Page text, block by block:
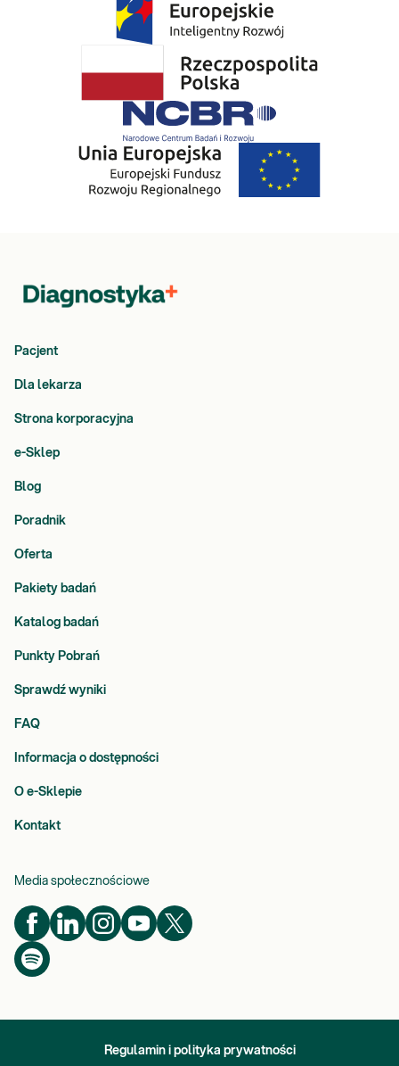
Pacjent
Dla lekarza
Strona korporacyjna
e-Sklep
Blog
Poradnik
Oferta
Pakiety badań
Katalog badań
Punkty Pobrań
Sprawdź wyniki
FAQ
Informacja o dostępności
O e-Sklepie
Kontakt
Media społecznościowe
Regulamin i polityka prywatności